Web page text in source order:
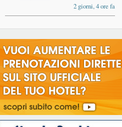
2 giorni, 4 ore fa